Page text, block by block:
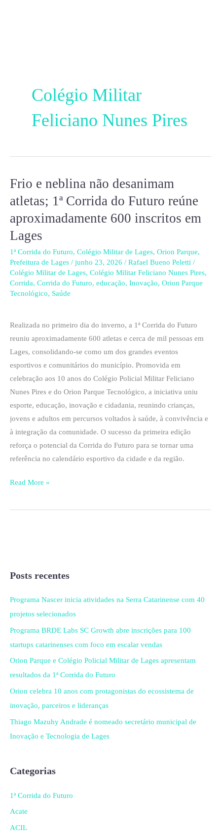
Colégio Militar
Feliciano Nunes Pires
Frio e neblina não desanimam
atletas; 1ª Corrida do Futuro reúne
aproximadamente 600 inscritos em
Lages
1ª Corrida do Futuro, Colégio Militar de Lages, Orion Parque,
Prefeitura de Lages / junho 23, 2026 / Rafael Bueno Peletti /
Colégio Militar de Lages, Colégio Militar Feliciano Nunes Pires,
Corrida, Corrida do Futuro, educação, Inovação, Orion Parque
Tecnológico, Saúde
Realizada no primeiro dia do inverno, a 1ª Corrida do Futuro
reuniu aproximadamente 600 atletas e cerca de mil pessoas em
Lages, consolidando-se como um dos grandes eventos
esportivos e comunitários do município. Promovida em
celebração aos 10 anos do Colégio Policial Militar Feliciano
Nunes Pires e do Orion Parque Tecnológico, a iniciativa uniu
esporte, educação, inovação e cidadania, reunindo crianças,
jovens e adultos em percursos voltados à saúde, à convivência e
à integração da comunidade. O sucesso da primeira edição
reforça o potencial da Corrida do Futuro para se tornar uma
referência no calendário esportivo da cidade e da região.
Frio
neblina
não
desanimam
atletas;
1ª
Corrida
do
aproximadamente
600
inscritos
em
Lages
Read More »
Posts recentes
Programa Nascer inicia atividades na Serra Catarinense com 40
projetos selecionados
Programa BRDE Labs SC Growth abre inscrições para 100
startups catarinenses com foco em escalar vendas
Orion Parque e Colégio Policial Militar de Lages apresentam
resultados da 1ª Corrida do Futuro
Orion celebra 10 anos com protagonistas do ecossistema de
inovação, parceiros e lideranças
Thiago Mazuhy Andrade é nomeado secretário municipal de
Inovação e Tecnologia de Lages
Categorias
1ª Corrida do Futuro
Acate
ACIL